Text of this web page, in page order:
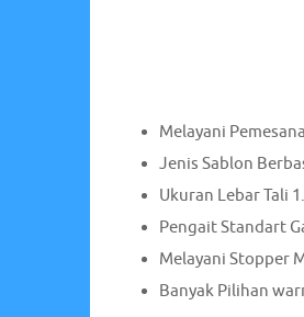
Melayani
Jenis Sablon
Ukuran Lebar Tali
Pengait Standart
Melayani Stopper
Banyak Pilihan